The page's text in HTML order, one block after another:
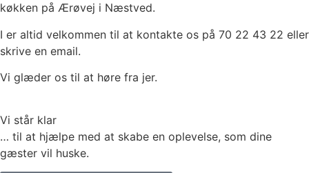
køkken på Ærøvej i Næstved.
I er altid velkommen til at kontakte os på 70 22 43 22 eller
skrive en email.
Vi glæder os til at høre fra jer.
Vi står klar
… til at hjælpe med at skabe en oplevelse, som dine
gæster vil huske.